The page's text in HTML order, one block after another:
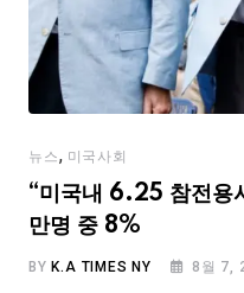
뉴스, 미국사회
“미국내 6.25 참전용
만명 중 8%
BY K.A TIMES NY 8월 7,